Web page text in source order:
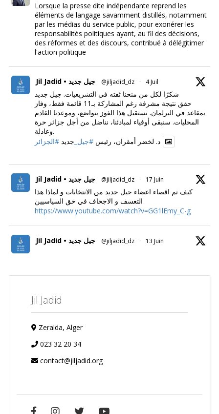
Lorsque la presse dite indépendante reprend les
éléments de langage savamment distillés, notamment
par les médias du service public, pour exonérer les
responsabilités politiques ayant, au fil des décisions,
des réformes et des discours, contribué à délégitimer
l'action politique
Jil Jadid • جيل جديد @jiljadid_dz · 4 Juil
شكرًا لكل من منحنا ثقته في التشريعيات. جيل جديد
حقق نتيجة مشرفة رغم المشاركة بـ11 قائمة فقط، وفاز
بمقاعد في البرلمان. نستقبل هذا الفوز بتواضع، وموعدنا القادم
المحليات. سنبقى أوفياء لمبادئنا، نناضل من أجل جزائر حرة
وعادلة.
د. لخضر أمقران، رئيس#جيل_ جديد#الجزائر
Jil Jadid • جيل جديد @jiljadid_dz · 17 Juin
كيف تم اقصاء اعضاء جيل جديد من الانتخابات و لماذا هذا
التعسف و الاجحاف في حق السياسيين
https://www.youtube.com/watch?v=GG1lEmy_C-g
Jil Jadid • جيل جديد @jiljadid_dz · 13 Juin
Jil Jadid
Zeralda, Alger
023 32 20 34
contact@jiljadid.org